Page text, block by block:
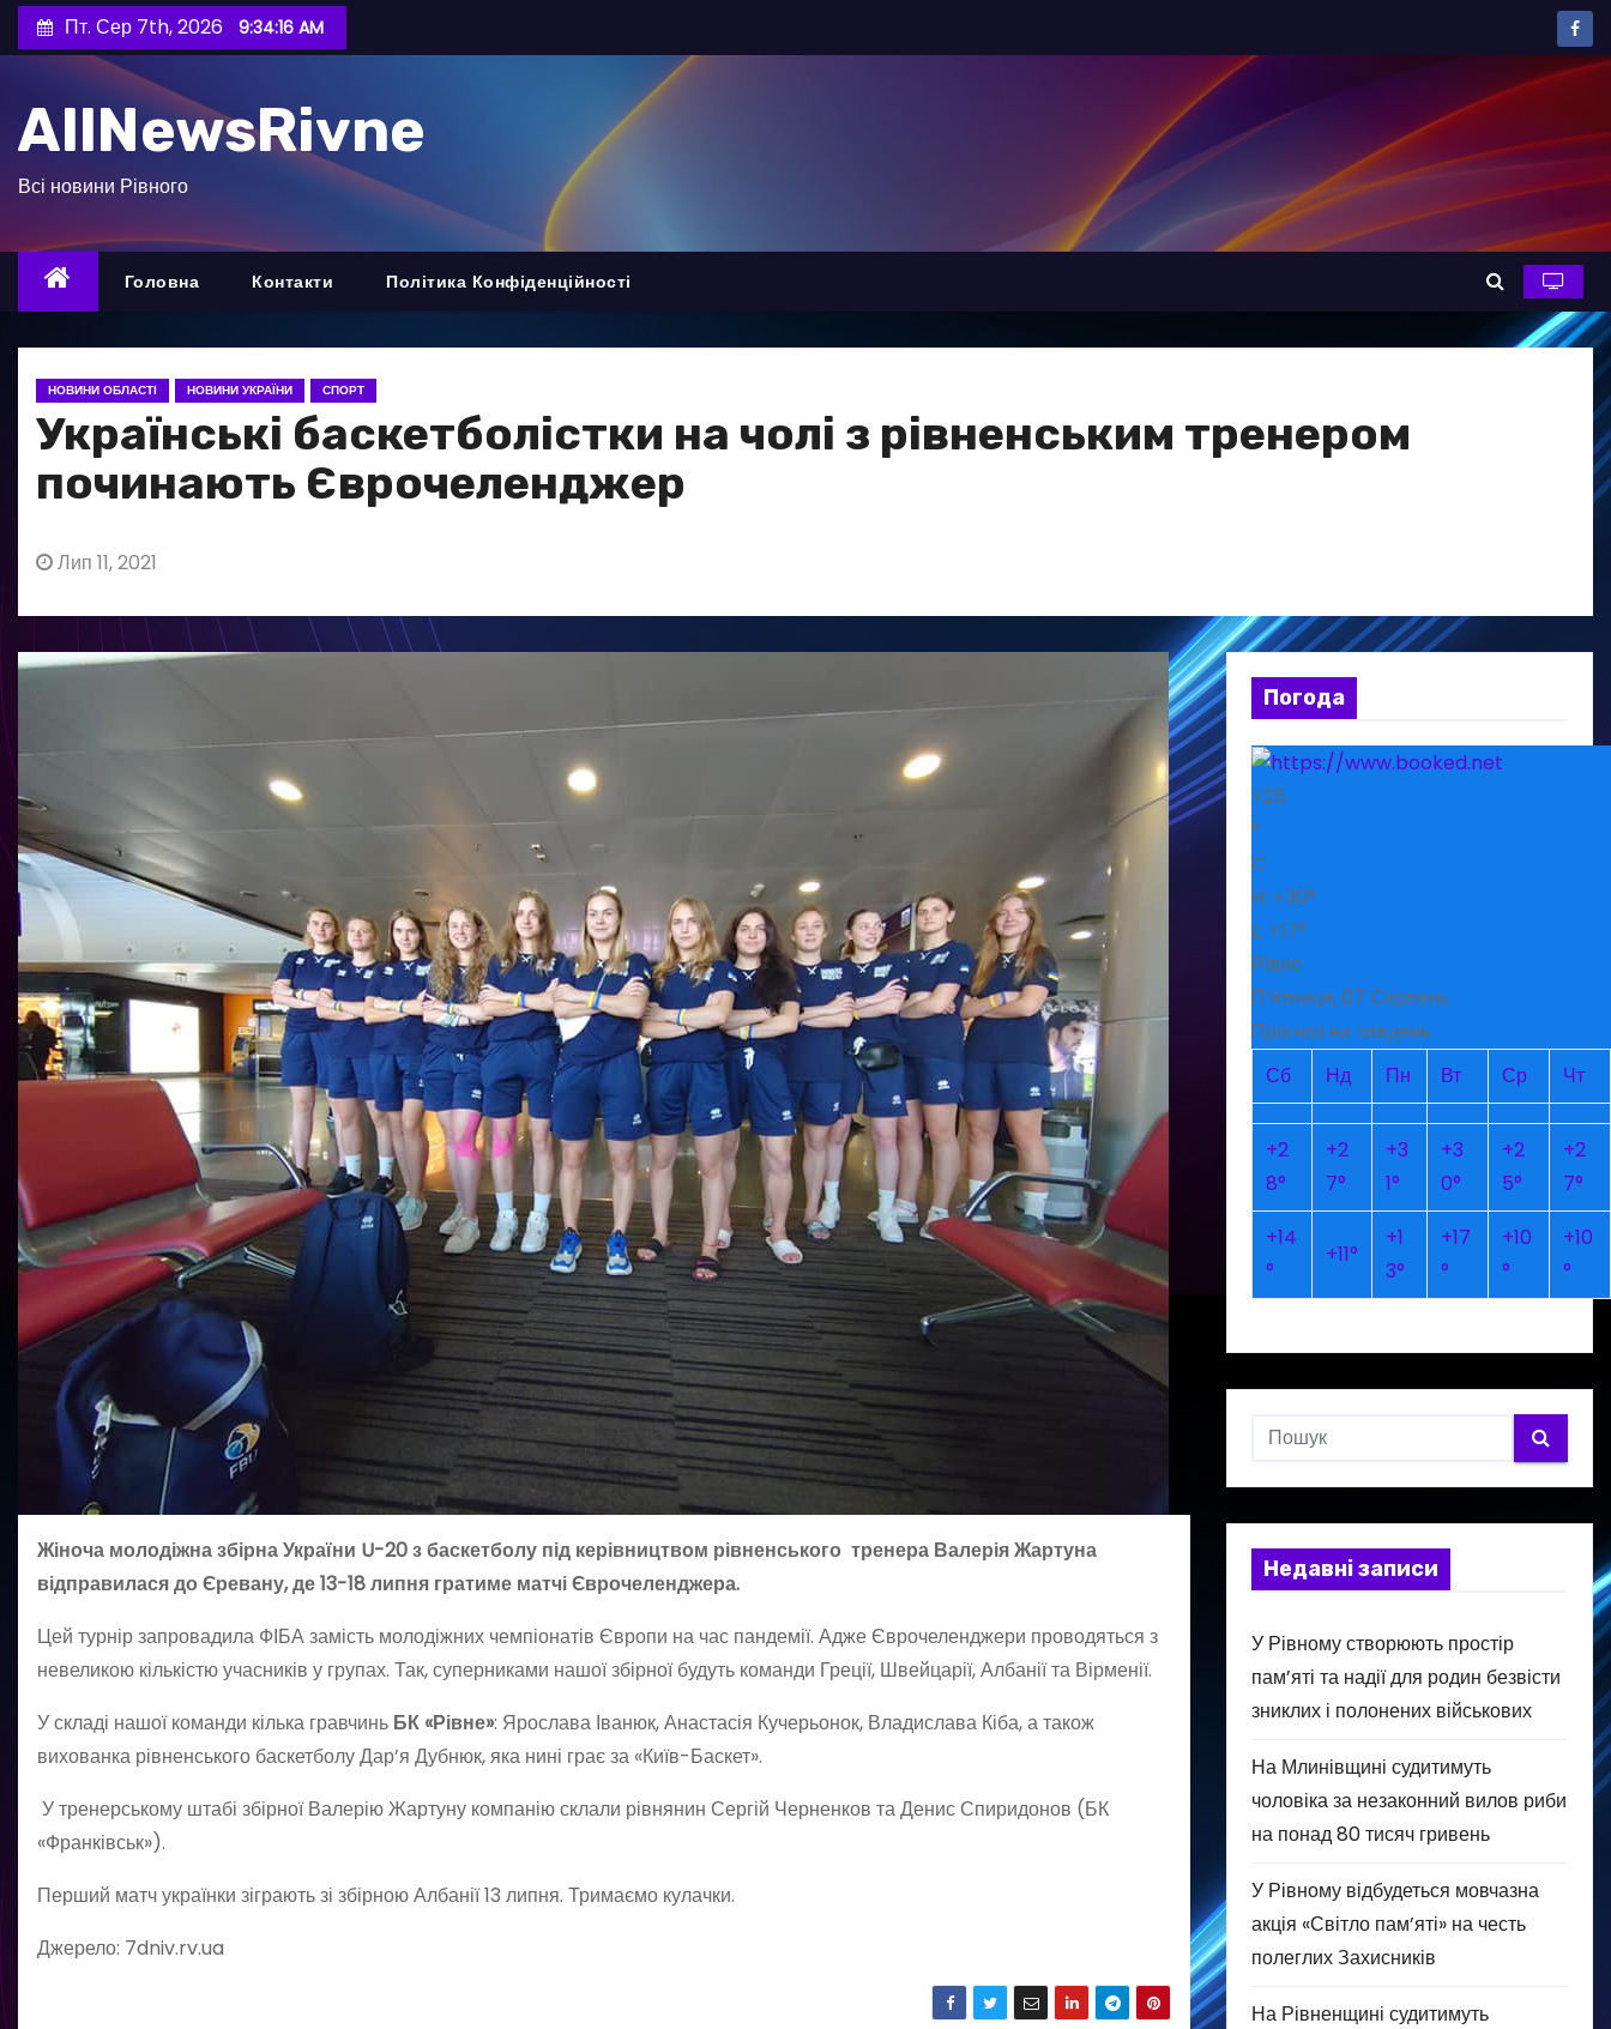
е
д
Пт. Сер 7th, 2026 9:34:17 AM
AllNewsRivne
Всі новини Рівного
Головна Контакти Політика Конфіденційності
НОВИНИ ОБЛАСТІ НОВИНИ УКРАЇНИ СПОРТ
Українські баскетболістки на чолі з рівненським тренером
починають Єврочеленджер
Лип 11, 2021
Жіноча молодіжна збірна України U-20 з баскетболу під керівництвом рівненського тренера Валерія Жартуна
відправилася до Єревану, де 13-18 липня гратиме матчі Єврочеленджера.
Цей турнір запровадила ФІБА замість молодіжних чемпіонатів Європи на час пандемії. Адже Єврочеленджери проводяться з
невеликою кількістю учасників у групах. Так, суперниками нашої збірної будуть команди Греції, Швейцарії, Албанії та Вірменії.
У складі нашої команди кілька гравчинь БК «Рівне»: Ярослава Іванюк, Анастасія Кучерьонок, Владислава Кіба, а також
вихованка рівненського баскетболу Дар’я Дубнюк, яка нині грає за «Київ-Баскет».
У тренерському штабі збірної Валерію Жартуну компанію склали рівнянин Сергій Черненков та Денис Спиридонов (БК
«Франківськ»).
Перший матч українки зіграють зі збірною Албанії 13 липня. Тримаємо кулачки.
Джерело: 7dniv.rv.ua
Погода
+25
°
C
H: +30°
L: +17°
Рівне
П’ятниця, 07 Серпень
Прогноз на тиждень
Сб
Нд Пн Вт Ср Чт
+2
8°
+2
7°
+3
1°
+3
0°
+2
5°
+2
7°
+14
°
+11°
+1
3°
+17
°
+10
°
+10
°
Недавні записи
У Рівному створюють простір
пам’яті та надії для родин безвісти
зниклих і полонених військових
На Млинівщині судитимуть
чоловіка за незаконний вилов риби
на понад 80 тисяч гривень
У Рівному відбудеться мовчазна
акція «Світло пам’яті» на честь
полеглих Захисників
На Рівненщині судитимуть